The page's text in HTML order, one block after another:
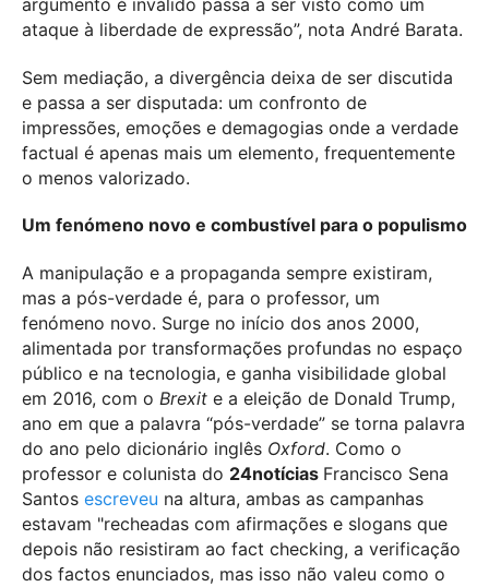
ataque à liberdade de expressão”, nota André Barata.
Sem mediação, a divergência deixa de ser discutida
e passa a ser disputada: um confronto de
impressões, emoções e demagogias onde a verdade
factual é apenas mais um elemento, frequentemente
o menos valorizado.
Um fenómeno novo e combustível para o populismo
A manipulação e a propaganda sempre existiram,
mas a pós-verdade é, para o professor, um
fenómeno novo. Surge no início dos anos 2000,
alimentada por transformações profundas no espaço
público e na tecnologia, e ganha visibilidade global
em 2016, com o Brexit e a eleição de Donald Trump,
ano em que a palavra “pós-verdade” se torna palavra
do ano pelo dicionário inglês Oxford. Como o
professor e colunista do 24notícias Francisco Sena
Santos escreveu na altura, ambas as campanhas
estavam "recheadas com afirmações e slogans que
depois não resistiram ao fact checking, a verificação
dos factos enunciados, mas isso não valeu como o